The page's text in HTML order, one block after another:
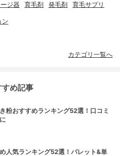
ジ器 育毛剤 発毛剤 育毛サプリ
ン
カテゴリ一覧へ
め記事
粉おすすめランキング52選！口コミ
人気ランキング52選！パレット&単